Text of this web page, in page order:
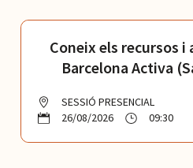
Coneix els recursos
Barcelona Activa
SESSIÓ PRESENCIAL
26/08/2026
09:30